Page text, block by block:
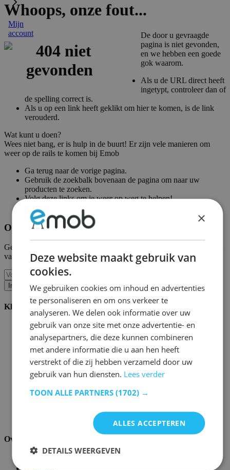
Mijn
account
Whoops, onze fout...
De door u gevraagde
pagina is niet gevonden,
en we hebben een goede
gok waarom.
Als u de URL direct heeft
ingetypt, controleer dan of
de spelling correct is.
Als u op een link heeft geklikt om hier te komen, is de link
verouderd.
Wat kunt u doen?
Wees niet bang, er is hulp in de buurt! Er zijn vele manieren om
weer op de rails te komen bij Emob
Ga terug naar de vorige pagina.
Gebruik de zoekbalk bovenaan de pagina om naar uw
producten te zoeken.
Volg deze links om je weer op weg te helpen!
Emob homepagina
Ontvang onze nieuwe collecties en promoties.
Geef ons uw e-mail en u wordt maandelijks op de hoogte gehouden
van de laatste gebeurtenissen.
Inschrijven
Klantenservice
Bestellen bij Emob
Betaalmogelijkheden
Verzending en levering
Service en garantie
Annuleren of retourneren
Klachten
Montagetips
Onderhoudsadvies
Palletopslag & Fulfilment
Over ons
×
Deze website maakt gebruik van
cookies.
We gebruiken cookies om inhoud en advertenties
te personaliseren en om ons verkeer te
analyseren. We delen ook informatie over uw
gebruik van onze site met onze advertentie- en
analysepartners, die deze kunnen combineren
met andere informatie die u aan hen heeft
verstrekt of die zij hebben verzameld door uw
gebruik van hun diensten. Lees verder
TOON ALLE PARTNERS (1702) →
ALLES ACCEPTEREN
DETAILS WEERGEVEN